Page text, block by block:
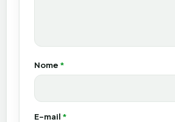
Nome *
E-mail *